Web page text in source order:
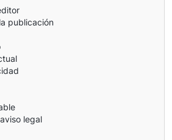
publicación
legal